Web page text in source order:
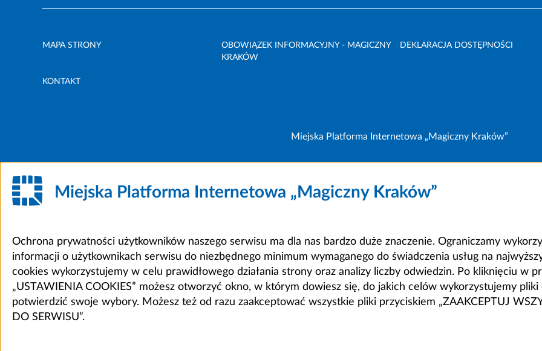
MAPA STRONY
OBOWIĄZEK INFORMACYJNY - MAGICZNY
KRAKÓW
DEKLARACJA DOSTĘPNOŚCI
KONTAKT
Miejska Platforma Internetowa „Magiczny Kraków”
Miejska Platforma Internetowa „Magiczny Kraków”
Ochrona prywatności użytkowników naszego serwisu ma dla nas bardzo duże znaczenie. Ograniczamy
informacji o użytkownikach serwisu do niezbędnego minimum wymaganego do świadczenia usług na
cookies wykorzystujemy w celu prawidłowego działania strony oraz analizy liczby odwiedzin. Po kliknięciu w
„USTAWIENIA COOKIES” możesz otworzyć okno, w którym dowiesz się, do jakich celów wykorzystujemy pliki
potwierdzić swoje wybory. Możesz też od razu zaakceptować wszystkie pliki przyciskiem „ZAAKCEPTUJ
DO SERWISU”.